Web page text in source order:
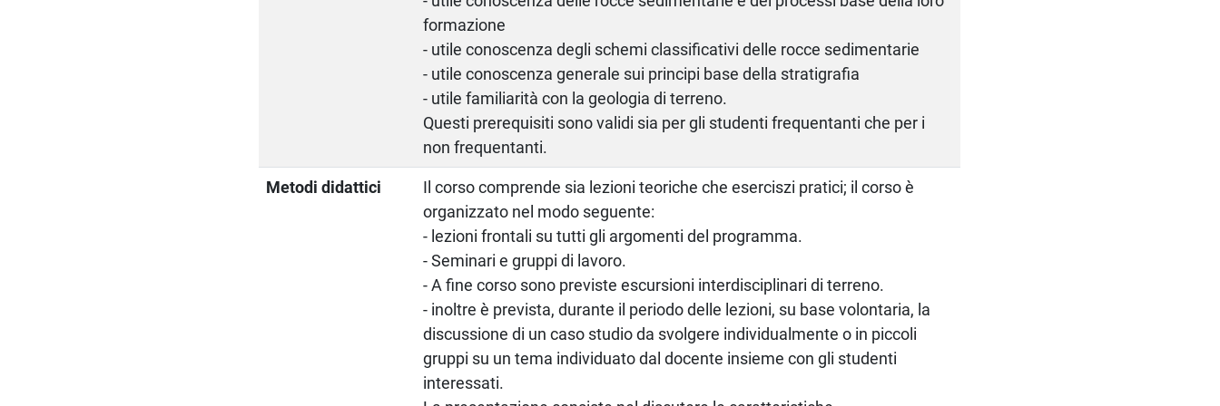
formazione
- utile conoscenza degli schemi classificativi delle rocce sedimentarie
- utile conoscenza generale sui principi base della stratigrafia
- utile familiarità con la geologia di terreno.
Questi prerequisiti sono validi sia per gli studenti frequentanti che per i
non frequentanti.
Metodi didattici
Il corso comprende sia lezioni teoriche che eserciszi pratici; il corso è
organizzato nel modo seguente:
- lezioni frontali su tutti gli argomenti del programma.
- Seminari e gruppi di lavoro.
- A fine corso sono previste escursioni interdisciplinari di terreno.
- inoltre è prevista, durante il periodo delle lezioni, su base volontaria, la
discussione di un caso studio da svolgere individualmente o in piccoli
gruppi su un tema individuato dal docente insieme con gli studenti
interessati.